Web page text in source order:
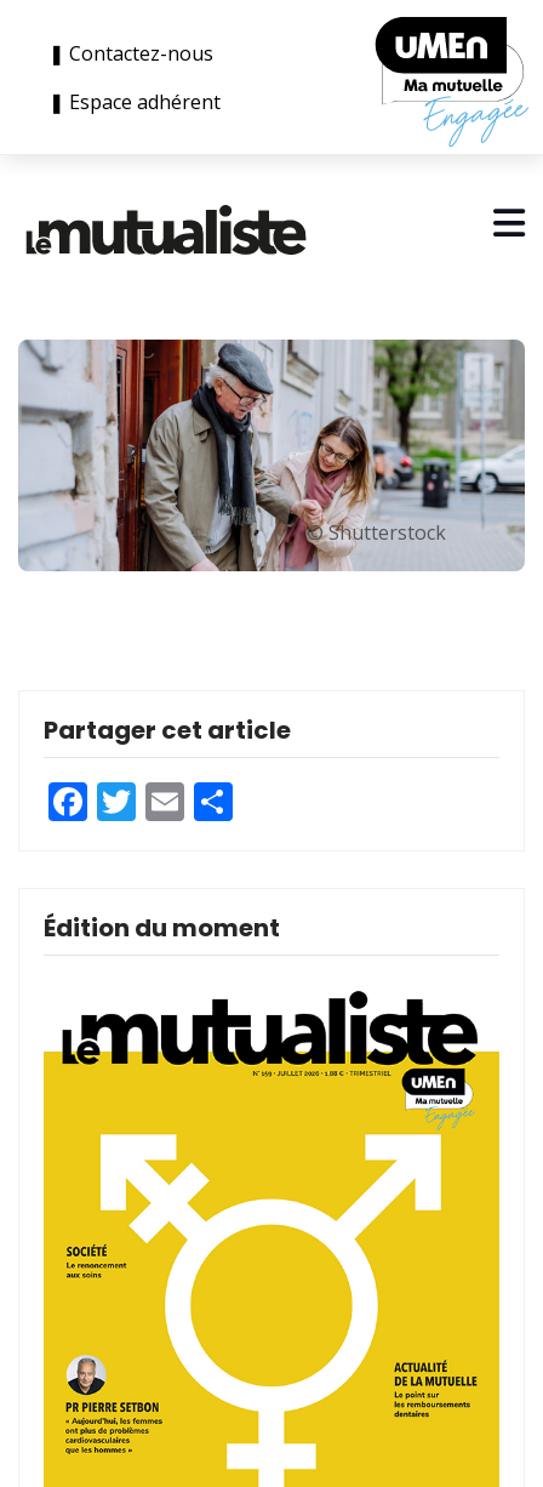
❚ Contactez-nous
❚ Espace adhérent
© Shutterstock
Partager cet article
Facebook
Twitter
Email
Édition du moment